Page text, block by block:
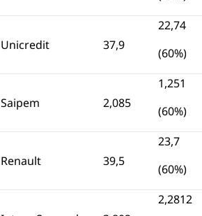
Unicredit 37,9
22,74
(60%)
Saipem 2,085
1,251
(60%)
Renault 39,5
23,7
(60%)
2,2812